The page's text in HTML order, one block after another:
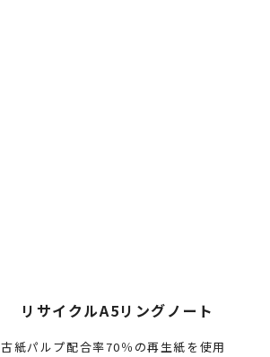
リサイクルA5リングノート
古紙パルプ配合率70％の再生紙を使用